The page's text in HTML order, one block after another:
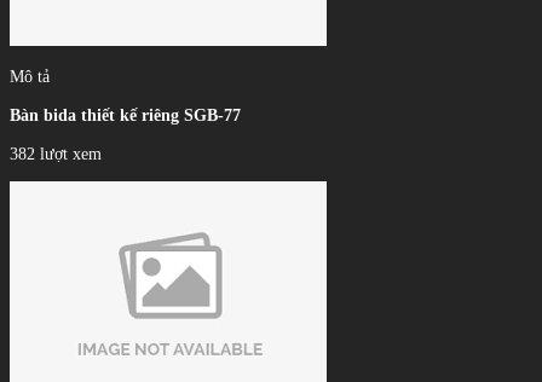
Mô tả
Bàn bida thiết kế riêng SGB-77
382 lượt xem